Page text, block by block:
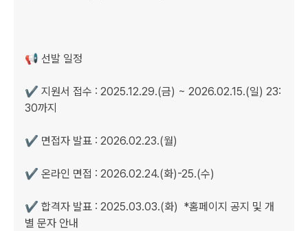
📢 선발 일정
✔️ 지원서 접수 : 2025.12.29.(금) ~ 2026.02.15.(일) 23:
30까지
✔️ 면접자 발표 : 2026.02.23.(월)
✔️ 온라인 면접 : 2026.02.24.(화)-25.(수)
✔️ 합격자 발표 : 2025.03.03.(화)  *홈페이지 공지 및 개
별 문자 안내